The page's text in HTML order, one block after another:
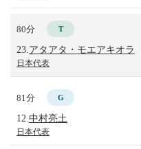
80分 T
23. アタアタ・モエアキオラ
日本代表
81分 G
12. 中村亮土
日本代表